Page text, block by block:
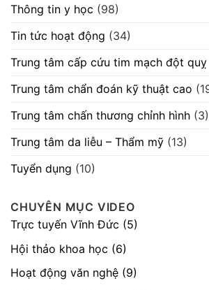
Thông tin y học (98)
Tin tức hoạt động (34)
Trung tâm cấp cứu tim mạch đột quỵ
Trung tâm chẩn đoán kỹ thuật cao
Trung tâm chấn thương chỉnh hình (3)
Trung tâm da liễu – Thẩm mỹ (13)
Tuyển dụng (10)
CHUYÊN MỤC VIDEO
Trực tuyến Vĩnh Đức (5)
Hội thảo khoa học (6)
Hoạt động văn nghệ (9)